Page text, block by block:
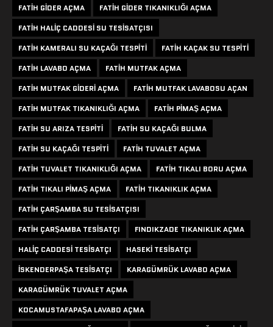
FATIH GIDER AÇMA
FATIH GIDER TIKANIKLIĞI AÇMA
FATIH HALIÇ CADDESI SU TESISATÇISI
FATIH KAMERALI SU KAÇAĞI TESPITI
FATIH KAÇAK SU TESPITI
FATIH LAVABO AÇMA
FATIH MUTFAK AÇMA
FATIH MUTFAK GIDERI AÇMA
FATIH MUTFAK LAVABOSU AÇAN
FATIH MUTFAK TIKANIKLIĞI AÇMA
FATIH PIMAŞ AÇMA
FATIH SU ARIZA TESPITI
FATIH SU KAÇAĞI BULMA
FATIH SU KAÇAĞI TESPITI
FATIH TUVALET AÇMA
FATIH TUVALET TIKANIKLIĞI AÇMA
FATIH TIKALI BORU AÇMA
FATIH TIKALI PIMAŞ AÇMA
FATIH TIKANIKLIK AÇMA
FATIH ÇARŞAMBA SU TESISATÇISI
FATIH ÇARŞAMBA TESISATÇI
FINDIKZADE TIKANIKLIK AÇMA
HALIÇ CADDESI TESISATÇI
HASEKI TESISATÇI
ISKENDERPAŞA TESISATÇI
KARAGÜMRÜK LAVABO AÇMA
KARAGÜMRÜK TUVALET AÇMA
KOCAMUSTAFAPAŞA LAVABO AÇMA